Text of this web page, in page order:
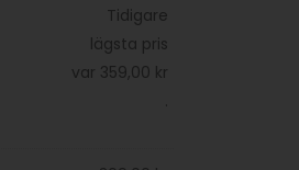
Tidigare
lägsta pris
var 359,00 kr
.